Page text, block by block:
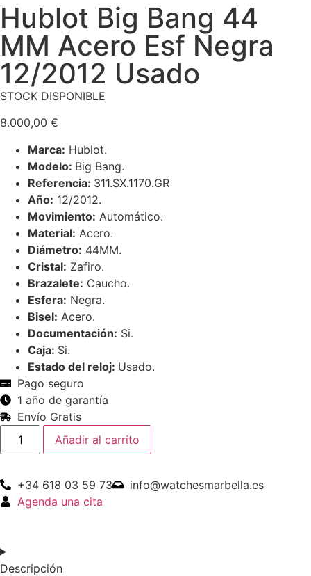
Hublot Big Bang 44
MM Acero Esf Negra
12/2012 Usado
STOCK DISPONIBLE
8.000,00 €
Marca: Hublot.
Modelo: Big Bang.
Referencia: 311.SX.1170.GR
Año: 12/2012.
Movimiento: Automático.
Material: Acero.
Diámetro: 44MM.
Cristal: Zafiro.
Brazalete: Caucho.
Esfera: Negra.
Bisel: Acero.
Documentación: Si.
Caja: Si.
Estado del reloj: Usado.
Pago seguro
1 año de garantía
Envío Gratis
Añadir al carrito
+34 618 03 59 73
info@watchesmarbella.es
Agenda una cita
Descripción